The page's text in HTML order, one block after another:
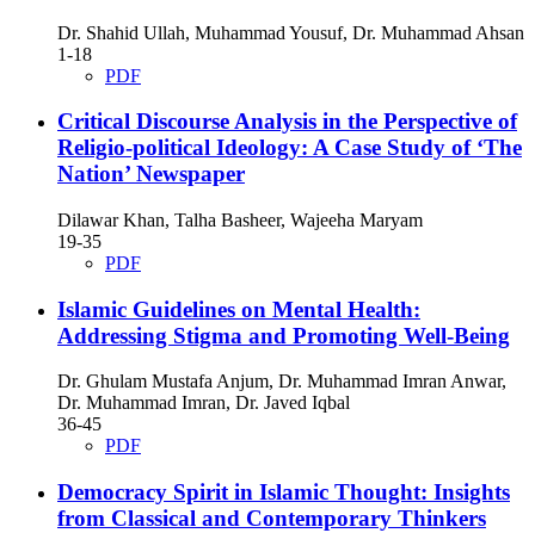
Dr. Shahid Ullah, Muhammad Yousuf, Dr. Muhammad Ahsan
1-18
PDF
Critical Discourse Analysis in the Perspective of
Religio-political Ideology: A Case Study of ‘The
Nation’ Newspaper
Dilawar Khan, Talha Basheer, Wajeeha Maryam
19-35
PDF
Islamic Guidelines on Mental Health:
Addressing Stigma and Promoting Well-Being
Dr. Ghulam Mustafa Anjum, Dr. Muhammad Imran Anwar,
Dr. Muhammad Imran, Dr. Javed Iqbal
36-45
PDF
Democracy Spirit in Islamic Thought: Insights
from Classical and Contemporary Thinkers